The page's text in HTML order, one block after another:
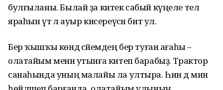
булғыланы. Былай ҙа китек сабый күңеле тел
яраһын үтә лә ауыр кисереүсән бит ул.
Бер ҡышҡы көндә әсәйемдең бер туған ағаһы –
олатайым менән утынға китеп барабыҙ. Трактор
санаһында уның малайы ла ултыра. Һин дә мин